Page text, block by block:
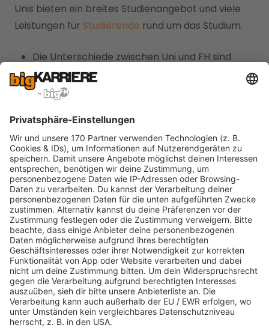
Unis bieten ein breites Studienangebot und viele
Leistungen für Studierende rund um das Studium.
Die Unterschiede zwischen Uni und FH sind
nicht auf den ersten Blick erkenntlich –
Studiendauer, Abschlüsse und Studiengänge
Umfassende und persönliche Betreuung
bekommt ihr an der FH – Selbstständigkeit und
Eigenverantwortung müsst ihr an der Uni
beweisen
Ein starker Praxisbezug inklusive
Praxissemester wird an der FH angeboten –
ein theorielastiges Studium findet ihr an der Uni
vor
Größeres Studienangebot an der Uni mit
exklusiven Studiengängen wie Jura